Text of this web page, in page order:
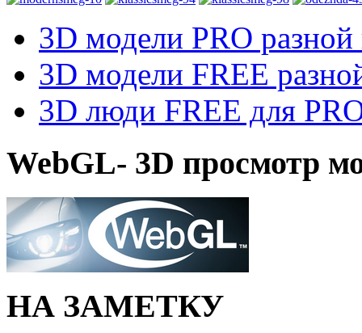
3D модели PRO разной
3D модели FREE
3D люди FREE для
WebGL- 3D просмотр
НА ЗАМЕТКУ